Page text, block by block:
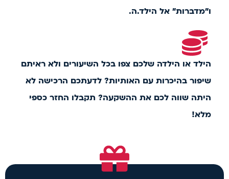
ו"מדברות" אל הילד.ה.
הילד או הילדה שלכם צפו בכל השיעורים ולא ראיתם
שיפור בהיכרות עם האותיות? לדעתכם הרכישה לא
היתה שווה לכם את ההשקעה? תקבלו החזר כספי
מלא!